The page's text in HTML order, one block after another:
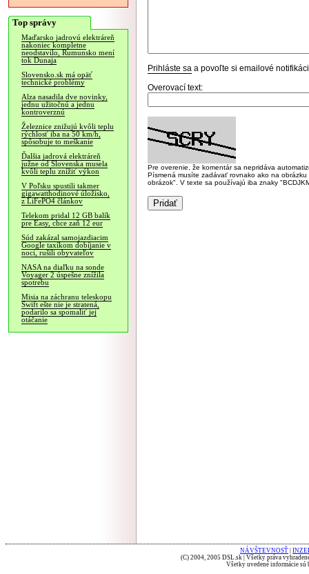
Top správy
Maďarsko jadrovú elektráreň
nakoniec kompletne
neodstavilo, Rumunsko mení
tok Dunaja
Slovensko.sk má opäť
technické problémy
Alza nasadila dve novinky,
jednu užitočnú a jednu
kontroverznú
Železnice znižujú kvôli teplu
rýchlosť iba na 50 km/h,
spôsobuje to meškanie
Ďalšia jadrová elektráreň
južne od Slovenska musela
kvôli teplu znížiť výkon
V Poľsku spustili takmer
gigawatthodinové úložisko,
z LiFePO4 článkov
Telekom pridal 12 GB balík
pre Easy, chce zaň 12 eur
Súd zakázal samojazdiacim
Google taxíkom dobíjanie v
noci, rušili obyvateľov
NASA na diaľku na sonde
Voyager 2 úspešne znížila
spotrebu
Misia na záchranu teleskopu
Swift ešte nie je stratená,
podarilo sa spomaliť jej
otáčanie
Prihláste sa a povoľte si emailové
Overovací text:
Pre overenie, že komentár sa nepridáva
Písmená musíte zadávať rovnako ako na
obrázok". V texte sa používajú iba znaky
NÁVŠTEVNOSŤ
(C) 2004, 2005 DSL.sk | Všetky práva
Všetky uvedené informácie sú